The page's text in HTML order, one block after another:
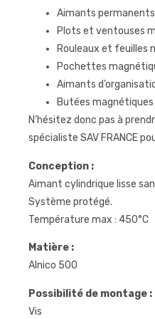
Aimants permanents
Plots et ventouses
Rouleaux et feuilles
Pochettes
Aimants
Butées magnétiques
N’hésitez donc pas à
spécialiste SAV FRANCE
Conception :
Aimant cylindrique lisse
Système protégé.
Température max : 450°C
Matière :
Alnico 500
Possibilité de montage :
Vis